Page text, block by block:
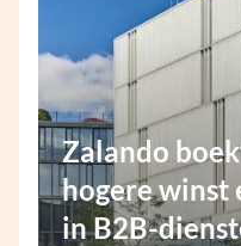
Zalando
hogere winst
in B2B-